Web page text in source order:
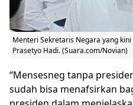
Menteri Sekretaris Negara yang
Prasetyo Hadi. (Suara.com/Novian)
“Mensesneg tanpa
sudah bisa menafsirkan